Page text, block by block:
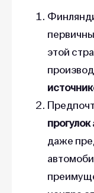
этой
прогулок
даже